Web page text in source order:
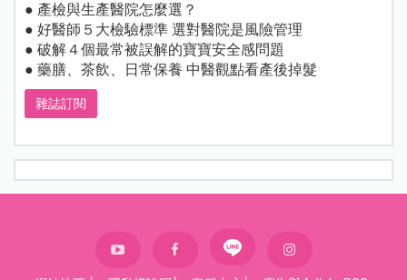
● 產檢與生產醫院怎麼選？
● 好醫師５大檢驗標準 選對醫院是風險管理
● 破解４個最常被誤解的寶寶安全感問題
● 藥膳、茶飲、日常保養 中醫觀點看產後掉髮
雜誌訂閱